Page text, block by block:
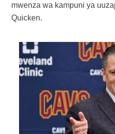
mwenza wa kampuni ya
Quicken.